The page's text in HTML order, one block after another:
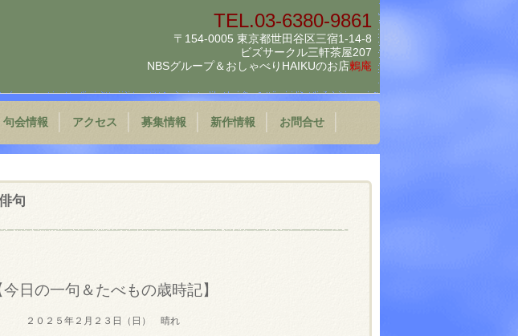
TEL.03-6380-9861
〒154-0005 東京都世田谷区三宿1-14-8
ビズサークル三軒茶屋207
NBSグループ＆ おしゃべりHAIKUのお店鶫庵
句会情報 アクセス 募集情報 新作情報 お問合せ
句
今日の一句＆たべもの歳時記】
２０２５年２月２３日（日） 晴れ